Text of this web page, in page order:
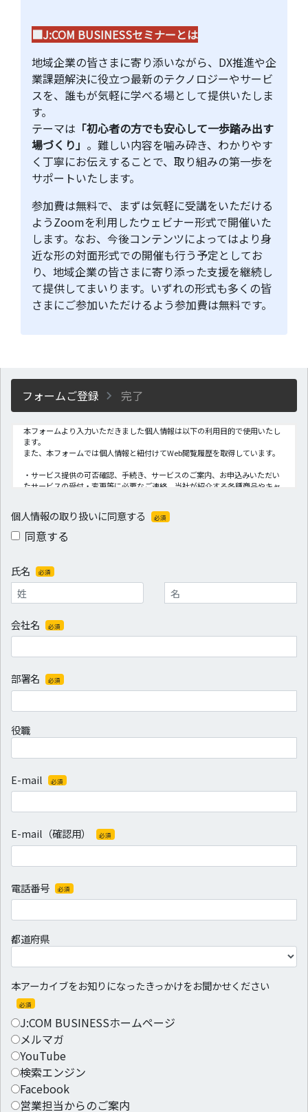
■J:COM BUSINESSセミナーとは
地域企業の皆さまに寄り添いながら、DX推進や企
業課題解決に役立つ最新のテクノロジーやサービ
スを、誰もが気軽に学べる場として提供いたしま
す。
テーマは 「初心者の方でも安心して一歩踏み出す
場づくり」 。難しい内容を噛み砕き、わかりやす
く丁寧にお伝えすることで、取り組みの第一歩を
サポートいたします。
参加費は無料で、まずは気軽に受講をいただける
ようZoomを利用したウェビナー形式で開催いた
します。なお、今後コンテンツによってはより身
近な形の対面形式での開催も行う予定としてお
り、地域企業の皆さまに寄り添った支援を継続し
て提供してまいります。いずれの形式も多くの皆
さまにご参加いただけるよう参加費は無料です。
フォームご登録 完了
本フォームより入力いただきました個人情報は以下の利用目的で使用いたし
ます。
また、本フォームでは個人情報と紐付けてWeb閲覧履歴を取得しています。
・サービス提供の可否確認、手続き、サービスのご案内、お申込みいただい
たサービスの受付・変更等に必要なご連絡、当社が紹介する各種商品やキャ
め。
・お客さまのテレビの視聴状況やSmart TV Box・Smart J:COMBox・イン
いてアンケート調査及びその分析を行い、設備の保守及び新規サービスの開
発やサービスレベルの維持・向上を図りあるいは集計・分析を行い、統計資
料を作成するため。
・お客さまのテレビの視聴状況やSmart TV Box・Smart J:COM Box・イン
ターネットの使用状況並びに操作に関する記録から、おすすめ情報の表示を
するため。
項説明書などをご確認ください。
※尚、過去に当社サービスのいずれかをご利用いただいた方についても、お
適切に管理いたします。
当社は、お客さまご本人から事前の同意、承諾を得ない限り、個人情報を第
ただし、上記個人情報の利用目的を達成するために当社の代行業者及び情報
処理業者に対して個人情報を委託する場合がございます。
その場合には当社の責任で適切な委託先を選定し、個人情報の取扱いに関す
る契約を締結した上で委託します。
サイトなど）を取得し、ご登録いただいた情報と照合する場合がございま
す。
ビス代行業者）に対してお客さまの個人情報（氏名・性別・生年月日・住
所・電話番号・J:COMID）を提供いたします。
当サイト上からの個人情報の入力を拒否する事は可能です。
連絡及び仮申込受付、各種変更申込受付）のお申し込みを受け付ける事がで
きませんので、ご了承ください。
お客さまにはご自身の個人情報について開示・訂正・削除を要求する権利が
あります。
開示手続きなどに関するお問合せ窓口：
・JCOM株式会社 個人情報保護管理者 リスクマネジメント部長
・J:COMグループ各社 個人情報保護管理者 人事・管理統括部長／管理部
長／経営・管理部長／各局局長
連絡先：0120-999-000
J:COMグループの詳細については、
個人情報の取り扱いに同意する 必須
同意する
氏名 必須
会社名 必須
部署名 必須
役職
E-mail 必須
E-mail（確認用） 必須
電話番号 必須
都道府県
本アーカイブをお知りになったきっかけをお聞かせください
必須
J:COM BUSINESSホームページ
メルマガ
YouTube
検索エンジン
Facebook
営業担当からのご案内